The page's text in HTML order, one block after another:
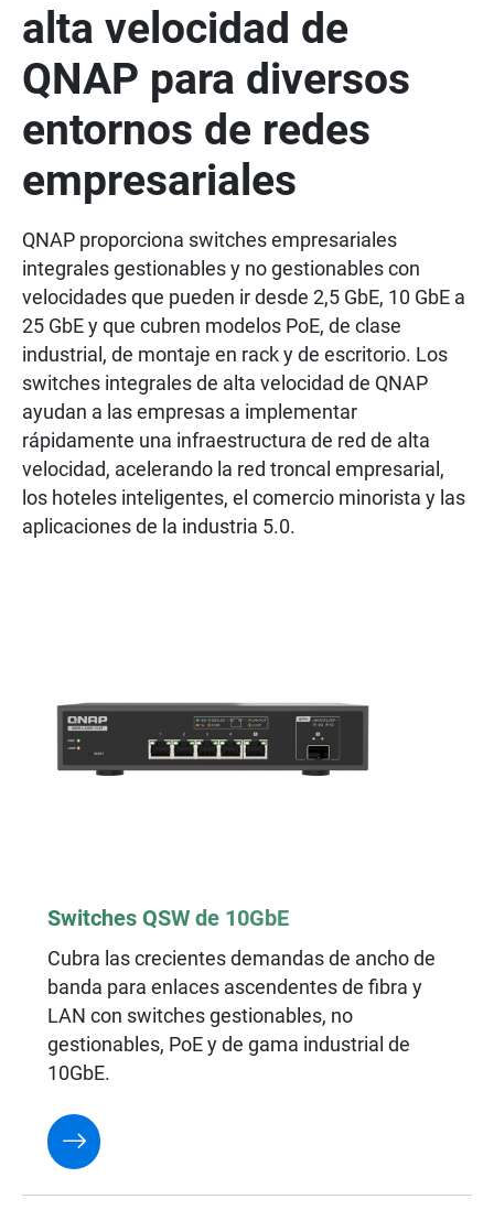
alta velocidad de
QNAP para diversos
entornos de redes
empresariales
QNAP proporciona switches empresariales
integrales gestionables y no gestionables con
velocidades que pueden ir desde 2,5 GbE, 10 GbE a
25 GbE y que cubren modelos PoE, de clase
industrial, de montaje en rack y de escritorio. Los
switches integrales de alta velocidad de QNAP
ayudan a las empresas a implementar
rápidamente una infraestructura de red de alta
velocidad, acelerando la red troncal empresarial,
los hoteles inteligentes, el comercio minorista y las
aplicaciones de la industria 5.0.
Switches QSW de 10GbE
Cubra las crecientes demandas de ancho de
banda para enlaces ascendentes de fibra y
LAN con switches gestionables, no
gestionables, PoE y de gama industrial de
10GbE.